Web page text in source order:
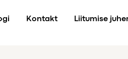
Kontakt
Liitumise